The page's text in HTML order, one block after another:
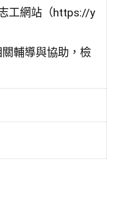
工網站（https://y
輔導與協助，檢